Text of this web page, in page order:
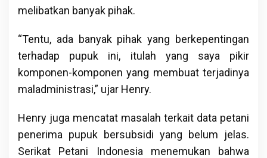
melibatkan banyak pihak.
“Tentu, ada banyak pihak yang berkepentingan
terhadap pupuk ini, itulah yang saya pikir
komponen-komponen yang membuat terjadinya
maladministrasi,” ujar Henry.
Henry juga mencatat masalah terkait data petani
penerima pupuk bersubsidi yang belum jelas.
Serikat Petani Indonesia menemukan bahwa